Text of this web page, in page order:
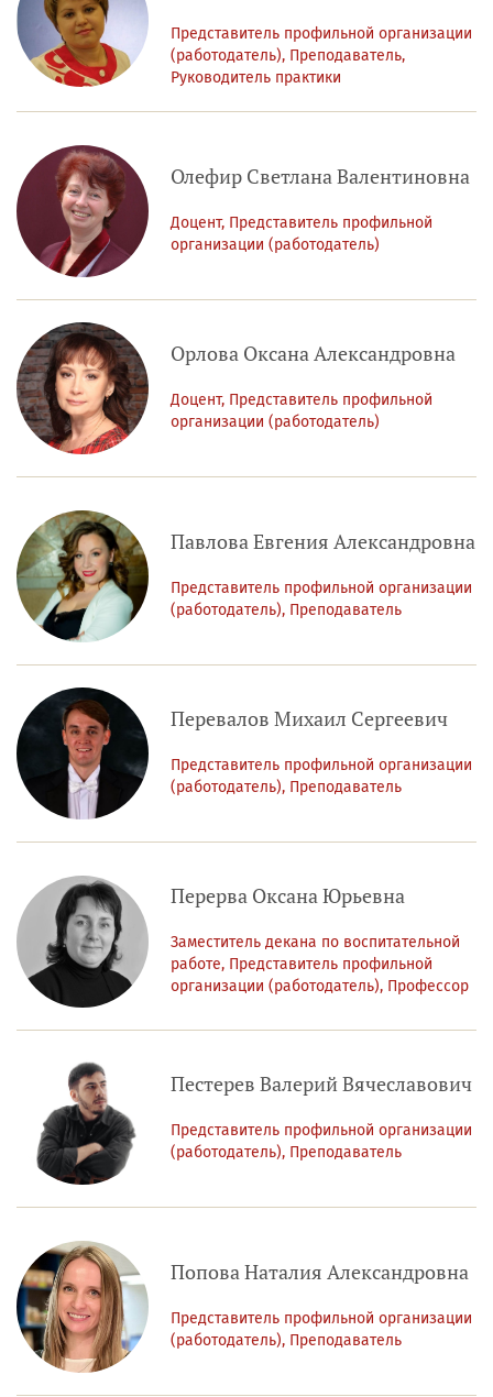
Представитель профильной организации
(работодатель), Преподаватель,
Руководитель практики
Олефир Светлана Валентиновна
Доцент, Представитель профильной
организации (работодатель)
Орлова Оксана Александровна
Доцент, Представитель профильной
организации (работодатель)
Павлова Евгения Александровна
Представитель профильной организации
(работодатель), Преподаватель
Перевалов Михаил Сергеевич
Представитель профильной организации
(работодатель), Преподаватель
Перерва Оксана Юрьевна
Заместитель декана по воспитательной
работе, Представитель профильной
организации (работодатель), Профессор
Пестерев Валерий Вячеславович
Представитель профильной организации
(работодатель), Преподаватель
Попова Наталия Александровна
Представитель профильной организации
(работодатель), Преподаватель